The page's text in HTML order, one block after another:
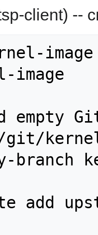
client) --
image
image
git/
branch
add